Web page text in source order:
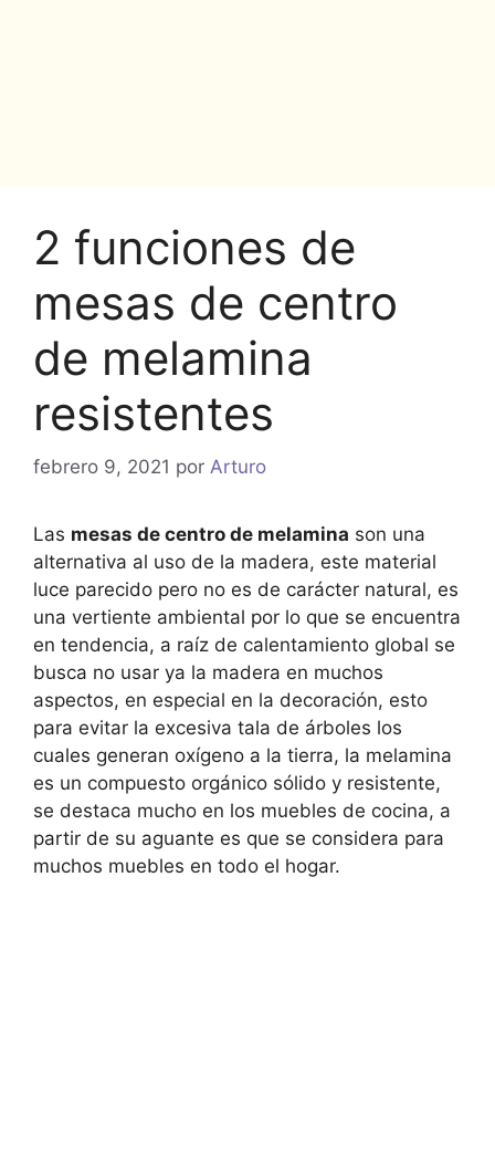
2 funciones de
mesas de centro
de melamina
resistentes
febrero 9, 2021 por Arturo
Las mesas de centro de melamina son una
alternativa al uso de la madera, este material
luce parecido pero no es de carácter natural, es
una vertiente ambiental por lo que se encuentra
en tendencia, a raíz de calentamiento global se
busca no usar ya la madera en muchos
aspectos, en especial en la decoración, esto
para evitar la excesiva tala de árboles los
cuales generan oxígeno a la tierra, la melamina
es un compuesto orgánico sólido y resistente,
se destaca mucho en los muebles de cocina, a
partir de su aguante es que se considera para
muchos muebles en todo el hogar.